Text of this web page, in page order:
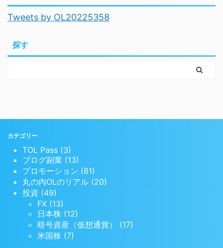
Tweets by OL20225358
探す
カテゴリー
TOL Pass (3)
ブログ副業 (13)
プロモーション (81)
丸の内OLのリアル (20)
投資 (49)
FX (13)
日本株 (12)
暗号資産（仮想通貨） (17)
米国株 (7)